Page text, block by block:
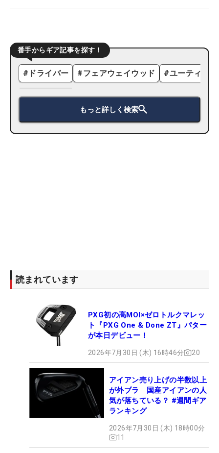
番手からギア記事を探す！
# ドライバー #フェアウェイウッド #ユーティリ
もっと詳しく検索
読まれています
PXG初の高MOI×ゼロトルクマレッ
ト『PXG One & Done ZT』パター
が本日デビュー！
2026年7月30日 (木) 16時46分 20
アイアン売り上げの半数以上
が外ブラ 国産アイアンの人
気が落ちている？ #週間ギア
ランキング
2026年7月30日 (木) 18時00分
11